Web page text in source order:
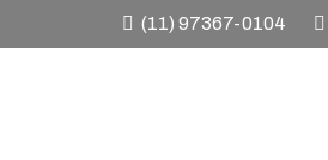
(11) 97367-0104